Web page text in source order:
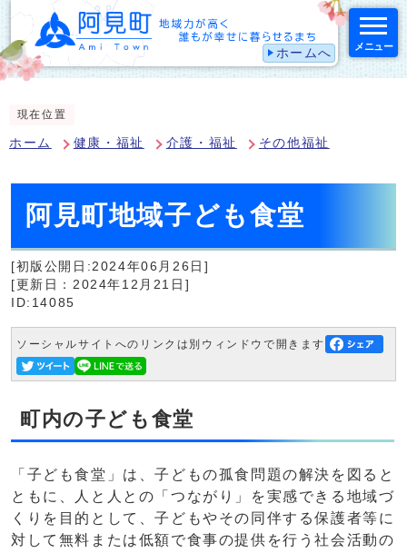
ホームへ メニュー
現在位置
ホーム 健康・福祉 介護・福祉 その他福祉
阿見町地域子ども食堂
[初版公開日:2024年06月26日]
[更新日：2024年12月21日]
ID:14085
ソーシャルサイトへのリンクは別ウィンドウで開きます
町内の子ども食堂
「子ども食堂」は、子どもの孤食問題の解決を図ると
ともに、人と人との「つながり」を実感できる地域づ
くりを目的として、子どもやその同伴する保護者等に
対して無料または低額で食事の提供を行う社会活動の